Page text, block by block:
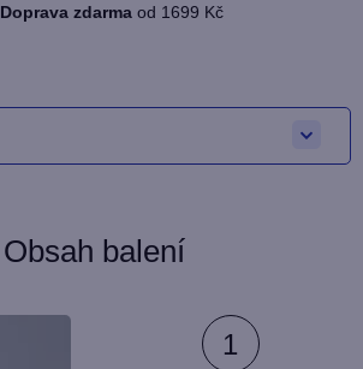
Doprava zdarma od 1699 Kč
Obsah balení